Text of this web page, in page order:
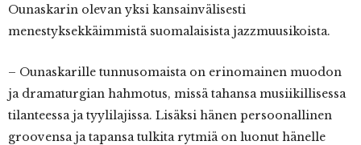
Ounaskarin olevan yksi kansainvälisesti
menestyksekkäimmistä suomalaisista jazzmuusikoista.
– Ounaskarille tunnusomaista on erinomainen muodon
ja dramaturgian hahmotus, missä tahansa musiikillisessa
tilanteessa ja tyylilajissa. Lisäksi hänen persoonallinen
groovensa ja tapansa tulkita rytmiä on luonut hänelle